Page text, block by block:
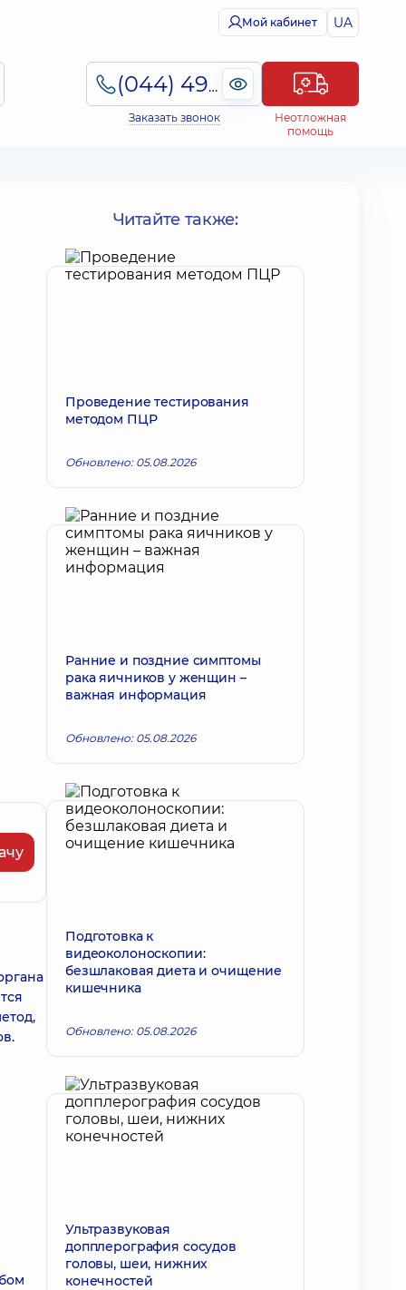
Мой кабинет UA
(044) 495-2-888
Заказать звонок
Неотложная
помощь
Читайте также:
Проведение тестирования
методом ПЦР
Обновлено: 05.08.2026
Ранние и поздние симптомы
рака яичников у женщин –
важная информация
Обновлено: 05.08.2026
Подготовка к
видеоколоноскопии:
безшлаковая диета и очищение
кишечника
Обновлено: 05.08.2026
Ультразвуковая
допплерография сосудов
головы, шеи, нижних
конечностей